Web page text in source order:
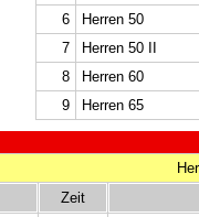
6
Herren 50
7
Herren 50 II
8
Herren 60
9
Herren 65
Zeit